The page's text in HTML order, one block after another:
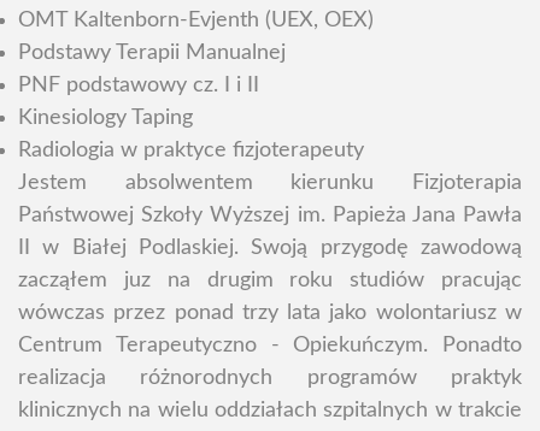
OMT Kaltenborn-Evjenth (UEX, OEX)
Podstawy Terapii Manualnej
PNF podstawowy cz. I i II
Kinesiology Taping
Radiologia w praktyce fizjoterapeuty
Jestem absolwentem kierunku Fizjoterapia
Państwowej Szkoły Wyższej im. Papieża Jana Pawła
II w Białej Podlaskiej. Swoją przygodę zawodową
zacząłem juz na drugim roku studiów pracując
wówczas przez ponad trzy lata jako wolontariusz w
Centrum Terapeutyczno - Opiekuńczym. Ponadto
realizacja różnorodnych programów praktyk
klinicznych na wielu oddziałach szpitalnych w trakcie